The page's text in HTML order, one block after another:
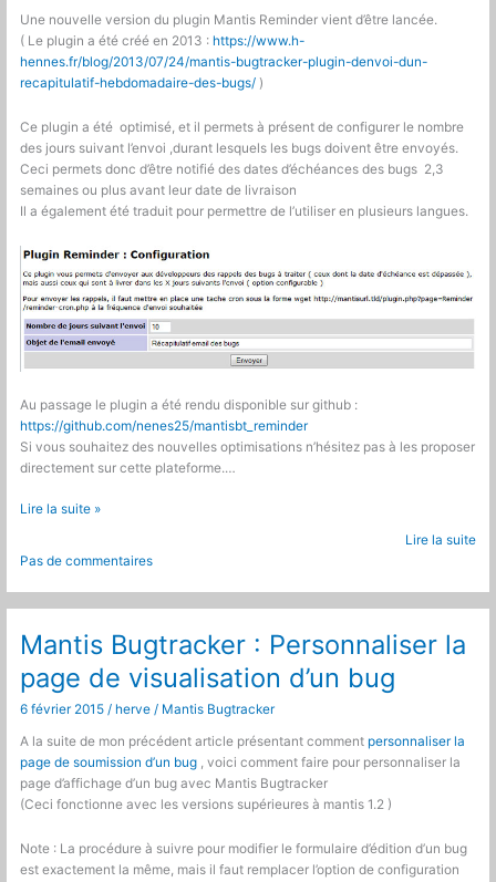
Une nouvelle version du plugin Mantis Reminder vient d’être lancée.
( Le plugin a été créé en 2013 : https://www.h-
hennes.fr/blog/2013/07/24/mantis-bugtracker-plugin-denvoi-dun-
recapitulatif-hebdomadaire-des-bugs/ )
Ce plugin a été optimisé, et il permets à présent de configurer le nombre
des jours suivant l’envoi ,durant lesquels les bugs doivent être envoyés.
Ceci permets donc d’être notifié des dates d’échéances des bugs 2,3
semaines ou plus avant leur date de livraison
Il a également été traduit pour permettre de l’utiliser en plusieurs langues.
Au passage le plugin a été rendu disponible sur github :
https://github.com/nenes25/mantisbt_reminder
Si vous souhaitez des nouvelles optimisations n’hésitez pas à les proposer
directement sur cette plateforme.…
Mantis
Nouvelle
version
du
plugin
Reminder
Lire la suite »
Lire la suite
Pas de commentaires
Mantis Bugtracker : Personnaliser la
page de visualisation d’un bug
6 février 2015 / herve / Mantis Bugtracker
A la suite de mon précédent article présentant comment personnaliser la
page de soumission d’un bug , voici comment faire pour personnaliser la
page d’affichage d’un bug avec Mantis Bugtracker
(Ceci fonctionne avec les versions supérieures à mantis 1.2 )
Note : La procédure à suivre pour modifier le formulaire d’édition d’un bug
est exactement la même, mais il faut remplacer l’option de configuration